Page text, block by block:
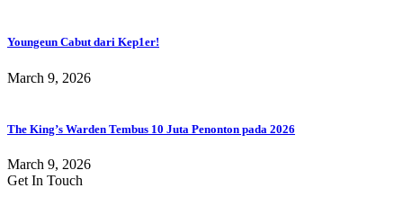
Youngeun Cabut dari Kep1er!
March 9, 2026
The King’s Warden Tembus 10 Juta Penonton pada 2026
March 9, 2026
Get In Touch